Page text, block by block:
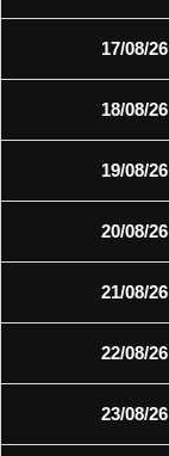
17/08/26
18/08/26
19/08/26
20/08/26
21/08/26
22/08/26
23/08/26